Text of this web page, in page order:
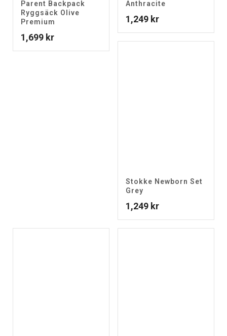
Parent Backpack
Ryggsäck Olive
Premium
1,699 kr
Anthracite
1,249 kr
Stokke Newborn Set
Grey
1,249 kr